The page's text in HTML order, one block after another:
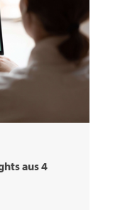
aus 4